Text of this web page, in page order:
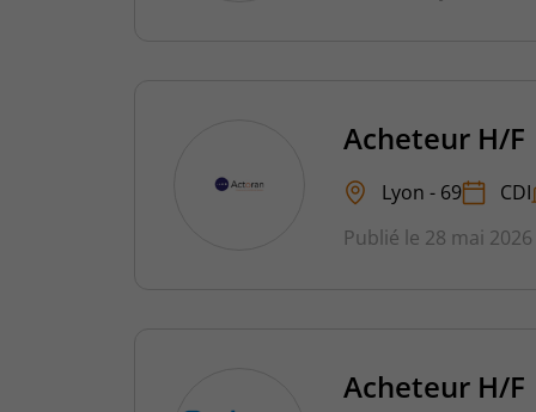
Acheteur H/F
Lyon - 69 CDI
Publié le 28 mai 2026
Acheteur H/F